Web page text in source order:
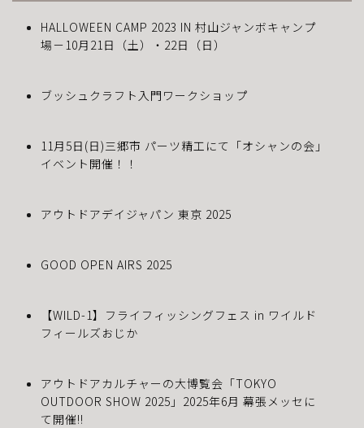
HALLOWEEN CAMP 2023 IN 村山ジャンボキャンプ
場－10月21日（土）・22日（日）
ブッシュクラフト入門ワークショップ
11月5日(日)三郷市 パーツ精工にて「オシャンの会」
イベント開催！！
アウトドアデイジャパン 東京 2025
GOOD OPEN AIRS 2025
【WILD-1】フライフィッシングフェス in ワイルド
フィールズおじか
アウトドアカルチャーの大博覧会「TOKYO
OUTDOOR SHOW 2025」2025年6月 幕張メッセに
て開催!!